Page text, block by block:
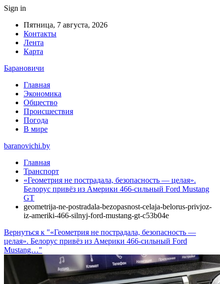
Sign in
Пятница, 7 августа, 2026
Контакты
Лента
Карта
Барановичи
Главная
Экономика
Общество
Происшествия
Погода
В мире
baranovichi.by
Главная
Транспорт
«Геометрия не пострадала, безопасность — целая».
Белорус привёз из Америки 466-сильный Ford Mustang
GT
geometrija-ne-postradala-bezopasnost-celaja-belorus-privjoz-
iz-ameriki-466-silnyj-ford-mustang-gt-c53b04e
Вернуться к "«Геометрия не пострадала, безопасность —
целая». Белорус привёз из Америки 466-сильный Ford
Mustang…"